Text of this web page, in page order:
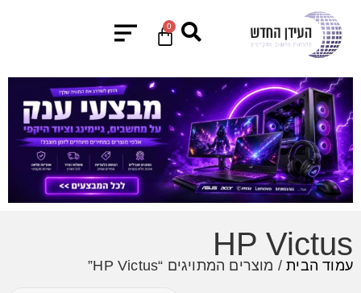
0
HP Victus
עמוד הבית/ מוצרים המתויגים “HP Victus”